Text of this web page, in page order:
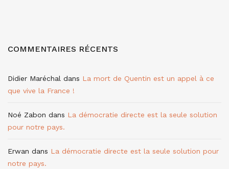
COMMENTAIRES RÉCENTS
Didier Maréchal dans La mort de Quentin est un appel à ce
que vive la France !
Noé Zabon dans La démocratie directe est la seule solution
pour notre pays.
Erwan dans La démocratie directe est la seule solution pour
notre pays.